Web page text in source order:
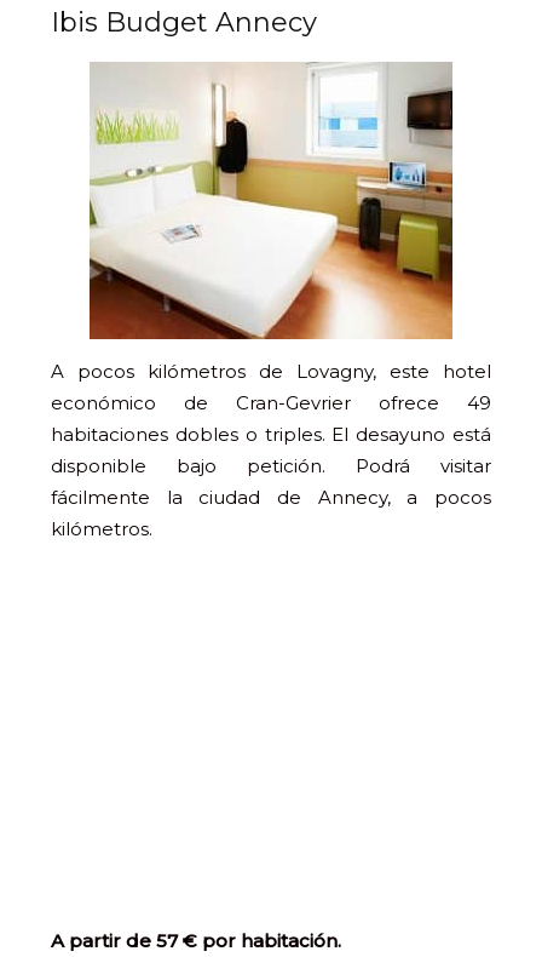
Ibis Budget Annecy
A pocos kilómetros de Lovagny, este hotel
económico de Cran-Gevrier ofrece 49
habitaciones dobles o triples. El desayuno está
disponible bajo petición. Podrá visitar
fácilmente la ciudad de Annecy, a pocos
kilómetros.
A partir de 57 € por habitación.